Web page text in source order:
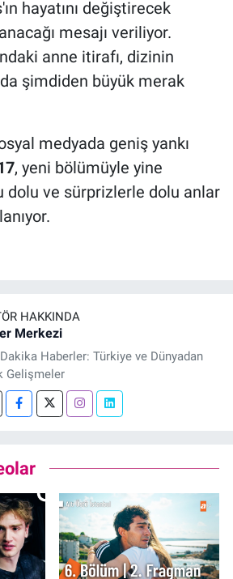
hayatını değiştirecek
mesajı veriliyor.
anne itirafı, dizinin
şimdiden büyük merak
medyada geniş yankı
, yeni bölümüyle yine
dolu ve sürprizlerle dolu anlar
HAKKINDA
Merkezi
Haberler: Türkiye ve Dünyadan
Gelişmeler